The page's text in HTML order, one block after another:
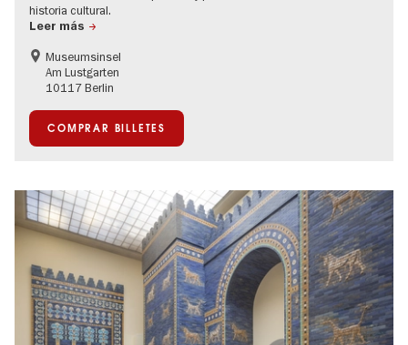
historia cultural.
Leer más
Museumsinsel
Am Lustgarten
10117 Berlin
COMPRAR BILLETES